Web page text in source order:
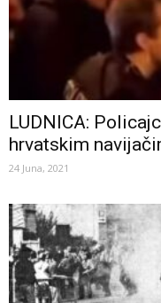
LUDNICA:
hrvatskim
24 Juna, 2021